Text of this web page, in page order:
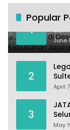
Popular
1
June
2
April
3
May